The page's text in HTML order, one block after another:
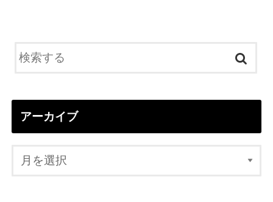
アーカイブ